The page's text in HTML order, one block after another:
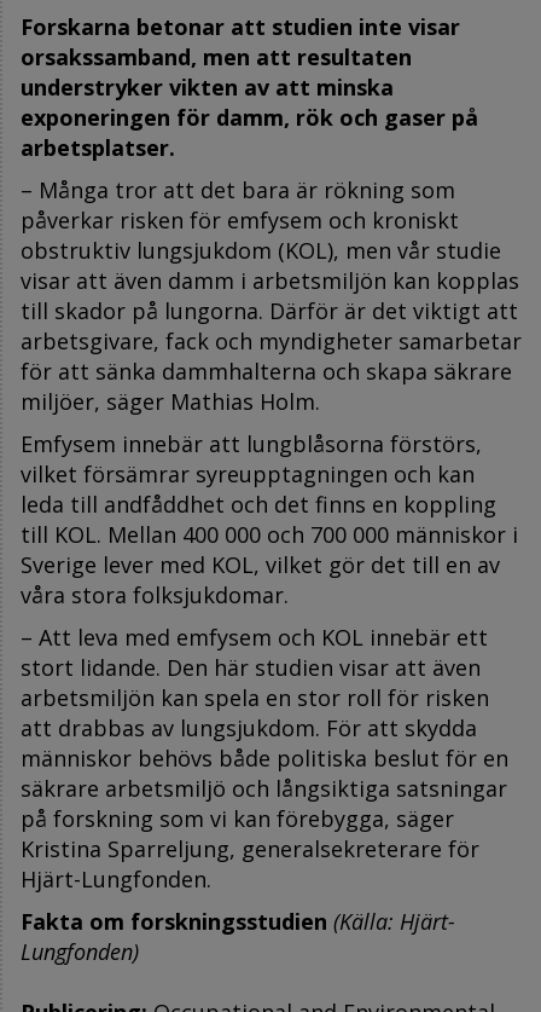
Forskarna betonar att studien inte visar
orsakssamband, men att resultaten
understryker vikten av att minska
exponeringen för damm, rök och gaser på
arbetsplatser.
– Många tror att det bara är rökning som
påverkar risken för emfysem och kroniskt
obstruktiv lungsjukdom (KOL), men vår studie
visar att även damm i arbetsmiljön kan kopplas
till skador på lungorna. Därför är det viktigt att
arbetsgivare, fack och myndigheter samarbetar
för att sänka dammhalterna och skapa säkrare
miljöer, säger Mathias Holm.
Emfysem innebär att lungblåsorna förstörs,
vilket försämrar syreupptagningen och kan
leda till andfåddhet och det finns en koppling
till KOL. Mellan 400 000 och 700 000 människor i
Sverige lever med KOL, vilket gör det till en av
våra stora folksjukdomar.
– Att leva med emfysem och KOL innebär ett
stort lidande. Den här studien visar att även
arbetsmiljön kan spela en stor roll för risken
att drabbas av lungsjukdom. För att skydda
människor behövs både politiska beslut för en
säkrare arbetsmiljö och långsiktiga satsningar
på forskning som vi kan förebygga, säger
Kristina Sparreljung, generalsekreterare för
Hjärt-Lungfonden.
Fakta om forskningsstudien (Källa: Hjärt-
Lungfonden)